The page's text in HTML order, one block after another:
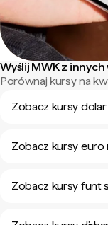
Wyślij MWK z
Porównaj kursy na
Zobacz kursy dolar
Zobacz kursy euro
Zobacz kursy funt